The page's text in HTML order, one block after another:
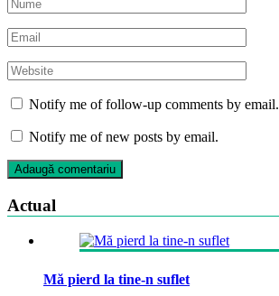
Notify me of follow-up comments by email.
Notify me of new posts by email.
Actual
Mă pierd la tine-n suflet